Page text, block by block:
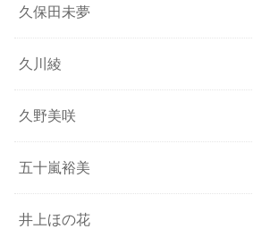
久保田未夢
久川綾
久野美咲
五十嵐裕美
井上ほの花